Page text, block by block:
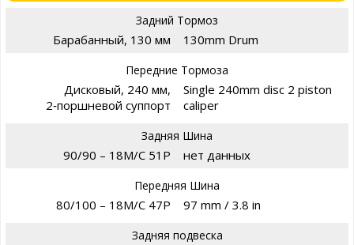
Задний Тормоз
Барабанный, 130 мм 130mm Drum
Передние Тормоза
Дисковый, 240 мм,
2‑поршневой суппорт
Single 240mm disc 2 piston
caliper
Задняя Шина
90/90 – 18M/C 51P нет данных
Передняя Шина
80/100 – 18M/C 47P 97 mm / 3.8 in
Задняя подвеска